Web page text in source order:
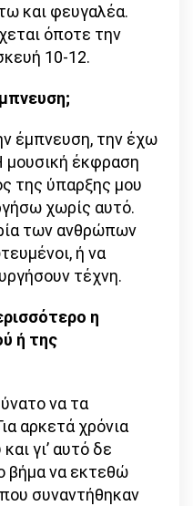
και φευγαλέα.
όποτε την
10-12.
έμπνευση, την έχω
μουσική έκφραση
της ύπαρξης μου
χωρίς αυτό.
των ανθρώπων
ή να
τέχνη.
η
ή της
να τα
αρκετά χρόνια
γι’ αυτό δε
βήμα να εκτεθώ
συναντήθηκαν